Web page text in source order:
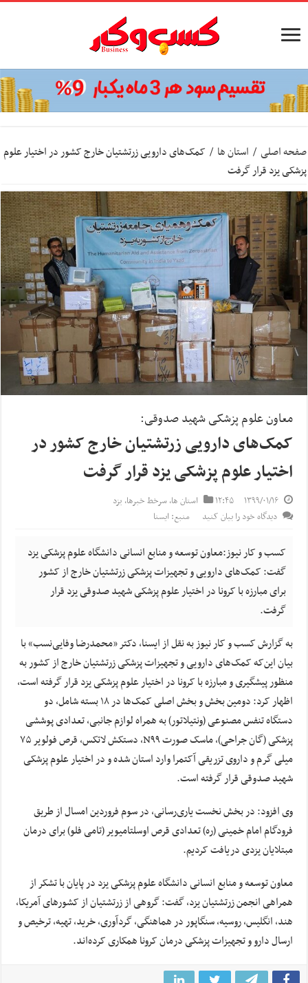
صفحه اصلی / استان ها / کمک‌های دارویی زرتشتیان خارج کشور در اختیار علوم
پزشکی یزد قرار گرفت
معاون علوم پزشکی شهید صدوقی:
کمک‌های دارویی زرتشتیان خارج کشور در
اختیار علوم پزشکی یزد قرار گرفت
۱۳۹۹/۰۱/۱۶ ۱۲:۴۵ استان ها,سرخط خبرها, یزد
دیدگاه خود را بیان کنید
منبع: ایسنا
کسب و کار نیوز:معاون توسعه و منابع انسانی دانشگاه علوم پزشکی یزد
گفت: کمک‌های دارویی و تجهیزات پزشکی زرتشتیان خارج از کشور
برای مبارزه با کرونا در اختیار علوم پزشکی شهید صدوقی یزد قرار
گرفت.
به گزارش کسب و کار نیوز به نقل از ایسنا, دکتر «محمدرضا وفایی‌نسب» با
بیان این‌که کمک‌های دارویی و تجهیزات پزشکی زرتشتیان خارج از کشور به
منظور پیشگیری و مبارزه با کرونا در اختیار علوم پزشکی یزد قرار گرفته است،
اظهار کرد: دومین بخش و بخش اصلی کمک‌ها در ۱۸ بسته شامل، دو
دستگاه تنفس مصنوعی (ونتیلاتور) به همراه لوازم جانبی، تعدادی پوششی
پزشکی (گان جراحی)، ماسک صورت N۹۹، دستکش لاتکس، قرص فولویر ۷۵
میلی گرم و داروی تزریقی آکتمرا وارد استان شده و در اختیار علوم پزشکی
شهید صدوقی قرار گرفته است.
وی افزود: در بخش نخست یاری‌رسانی، در سوم فروردین امسال از طریق
فرودگام امام خمینی (ره) تعدادی قرص اوسلتامیویر (تامی فلو) برای درمان
مبتلایان یزدی دریافت کردیم.
معاون توسعه و منابع انسانی دانشگاه علوم پزشکی یزد در پایان با تشکر از
همراهی انجمن زرتشتیان یزد، گفت: گروهی از زرتشتیان از کشورهای آمریکا،
هند، انگلیس، روسیه، سنگاپور در هماهنگی، گردآوری، خرید، تهیه، ترخیص و
ارسال دارو و تجهیزات پزشکی درمان کرونا همکاری کرده‌اند.